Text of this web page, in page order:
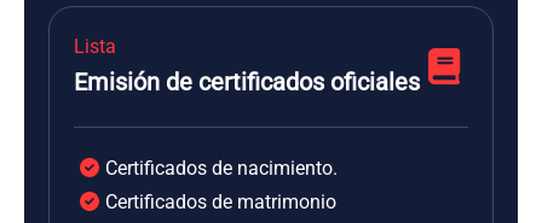
Lista
Emisión de certificados oficiales
Certificados de nacimiento.
Certificados de matrimonio